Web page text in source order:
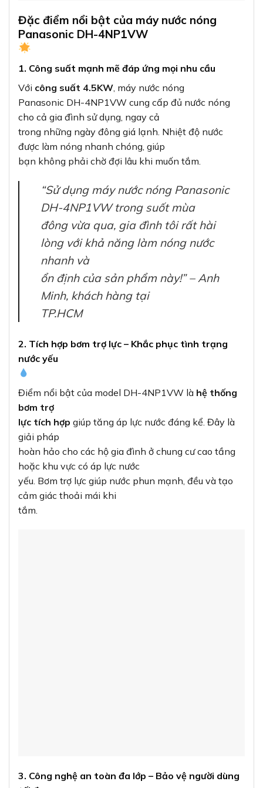
Đặc điểm nổi bật của máy nước nóng
Panasonic DH-4NP1VW
1. Công suất mạnh mẽ đáp ứng mọi nhu cầu
Với công suất 4.5KW , máy nước nóng
Panasonic DH-4NP1VW cung cấp đủ nước nóng
cho cả gia đình sử dụng, ngay cả
trong những ngày đông giá lạnh. Nhiệt độ nước
được làm nóng nhanh chóng, giúp
bạn không phải chờ đợi lâu khi muốn tắm.
“Sử dụng máy nước nóng Panasonic
DH-4NP1VW trong suốt mùa
đông vừa qua, gia đình tôi rất hài
lòng với khả năng làm nóng nước
nhanh và
ổn định của sản phẩm này!” – Anh
Minh, khách hàng tại
TP.HCM
2. Tích hợp bơm trợ lực – Khắc phục tình trạng
nước yếu
Điểm nổi bật của model DH-4NP1VW là hệ thống
bơm trợ
lực tích hợp giúp tăng áp lực nước đáng kể. Đây là
giải pháp
hoàn hảo cho các hộ gia đình ở chung cư cao tầng
hoặc khu vực có áp lực nước
yếu. Bơm trợ lực giúp nước phun mạnh, đều và tạo
cảm giác thoải mái khi
tắm.
3. Công nghệ an toàn đa lớp – Bảo vệ người dùng